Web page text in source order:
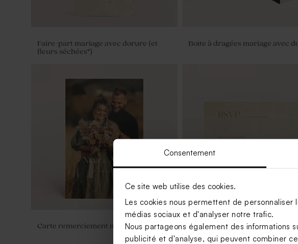
Consentement
Ce site web utilise des cookies.
Les cookies nous permettent de
médias sociaux et d'analyser notre trafic.
Nous partageons également des informations
publicité et d'analyse, qui peuvent combiner
Faire-part mariage avec dorure (et
fleurs séchées*)
Boite à dragées mariage avec
Carte remerciement mariage Carton réponse avec dorure